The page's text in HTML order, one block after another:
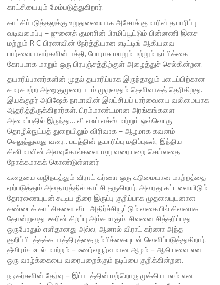
காட்சியையும் மேம்படுத்துகிறார்.
காட்சிப்படுத்தலுக்கு உறுதுணையாக அசோக் குமாரின் தயாரிப்பு
வடிவமைப்பு – ஜுனைத் குமாரின் பிரமிப்பூட்டும் பின்னணி இசை
மற்றும் R C பிரணவின் நேர்த்தியான எடிட்டிங் ஆகியவை
பார்வையாளர்களின் பக்தி, போராக மாறும் மற்றும் நம்பிக்கை
கோபமாக மாறும் ஒரு பிரபஞ்சத்திற்குள் அழைத்துச் செல்கின்றன.
தயாரிப்பாளர்களின் முதல் தயாரிப்பாக இருந்தாலும் படைப்பிற்கான
சமரசமற்ற அணுகுமுறை படம் முழுவதும் தெளிவாகத் தெரிகிறது.
இயக்குநர் அபிஷேக் நாமாவின் இலட்சியப் பார்வையை வலிமையாக
ஆதரித்திருக்கிறார்கள். பிரம்மாண்டமான அரங்கங்களை
அமைப்பதில் இருந்து… வி எஃப் எக்ஸ் மற்றும் ஒவ்வொரு
தொழில்நுட்பத் துறையிலும் விரிவாக – ஆழமாக கவனம்
செலுத்துவது வரை.. படத்தின் தயாரிப்பு மதிப்புகள், இந்திய
சினிமாவின் அளவுகோல்களை மறு வரையறை செய்வதை
நோக்கமாகக் கொண்டுள்ளனர்
கதையை வழிநடத்தும் விராட் கர்ணா ஒரு கடுமையான மாற்றத்தை
ஏற்படுத்தும் அவதாரத்தில் காட்சி தருகிறார். அவரது கட்டளையிடும்
தோரணையுடன் கூடிய திரை இருப்பு குறிப்பாக முதலையுடனான
சண்டைக் காட்சிகளை விட அதிர்ச்சியூட்டும் வகையில் சிவனாக
தோன்றுவது டீசரின் சிறப்பு அம்சமாகும். சிவனை சித்தரிப்பது
ஒருபோதும் எளிதானது அல்ல, ஆனால் விராட் கர்ணா அந்த
குறிப்பிடத்தக்க பாத்திரத்தை நம்பிக்கையுடன் வெளிப்படுத்துகிறார்.
தீவிரம்- உடல் மாற்றம் – உணர்வுபூர்வமான ஆழம் – ஆகியவை என
ஒரு வாழ்க்கையை வரையறைக்கும் நடிப்பை குறிக்கின்றன.
நடிகர்களின் தேர்வு – இப்படத்தின் மற்றொரு முக்கிய பலம் என